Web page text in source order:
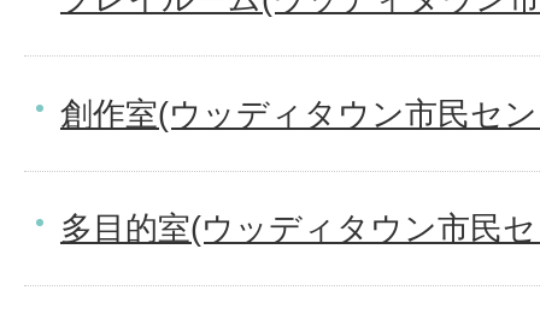
創作室(ウッディタウン市民セ
多目的室(ウッディタウン市民